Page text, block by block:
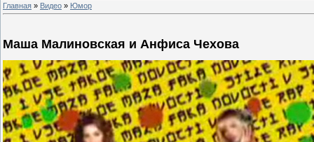
Главная » Видео » Юмор
Маша Малиновская и Анфиса Чехова